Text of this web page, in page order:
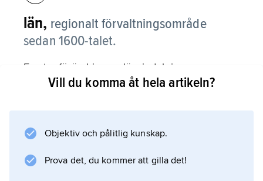
län, regionalt förvaltningsområde
sedan 1600-talet.
En stor förändring av länsindelningen
genomfördes 1810, då de nuvarande
(sammanslagning av Malmöhus län och
1998 (sammanslagning av Göteborgs och
Vill du komma åt hela artikeln?
Objektiv och pålitlig kunskap.
Prova det, du kommer att gilla det!